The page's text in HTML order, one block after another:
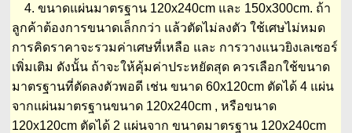
4. ขนาดแผ่นมาตรฐาน 120x240cm และ 150x300cm. ถ้า
ลูกค้าต้องการขนาดเล็กกว่า แล้วตัดไม่ลงตัว ใช้เศษไม่หมด
การคิดราคาจะรวมค่าเศษที่เหลือ และ การวางแนวยิงเลเซอร์
เพิ่มเติม ดังนั้น ถ้าจะให้คุ้มค่าประหยัดสุด ควรเลือกใช้ขนาด
มาตรฐานที่ตัดลงตัวพอดี เช่น ขนาด 60x120cm ตัดได้ 4 แผ่น
จากแผ่นมาตรฐานขนาด 120x240cm , หรือขนาด
120x120cm ตัดได้ 2 แผ่นจาก ขนาดมาตรฐาน 120x240cm